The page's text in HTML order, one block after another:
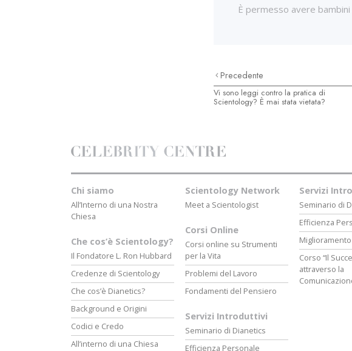
È permesso avere bambini
Precedente
Vi sono leggi contro la pratica di
Scientology? È mai stata vietata?
Chi siamo
All’Interno di una Nostra
Chiesa
Che cos’è Scientology?
Il Fondatore L. Ron Hubbard
Credenze di Scientology
Che cos’è Dianetics?
Background e Origini
Codici e Credo
All’interno di una Chiesa
Scientology Network
Meet a Scientologist
Corsi Online
Corsi online su Strumenti
per la Vita
Problemi del Lavoro
Fondamenti del Pensiero
Servizi Introduttivi
Seminario di Dianetics
Efficienza Personale
Servizi
Seminario di
Efficienza
Corso “Il
attraverso la